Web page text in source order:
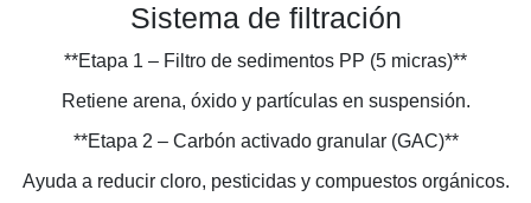
Sistema de filtración
**Etapa 1 – Filtro de sedimentos PP (5 micras)**
Retiene arena, óxido y partículas en suspensión.
**Etapa 2 – Carbón activado granular (GAC)**
Ayuda a reducir cloro, pesticidas y compuestos orgánicos.